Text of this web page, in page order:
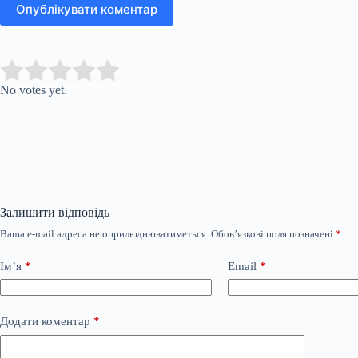
Опублікувати коментар
Rate this item:
No votes yet.
Залишити відповідь
Ваша e-mail адреса не оприлюднюватиметься. Обов’язкові поля позначені *
Ім’я * Email *
Додати коментар *